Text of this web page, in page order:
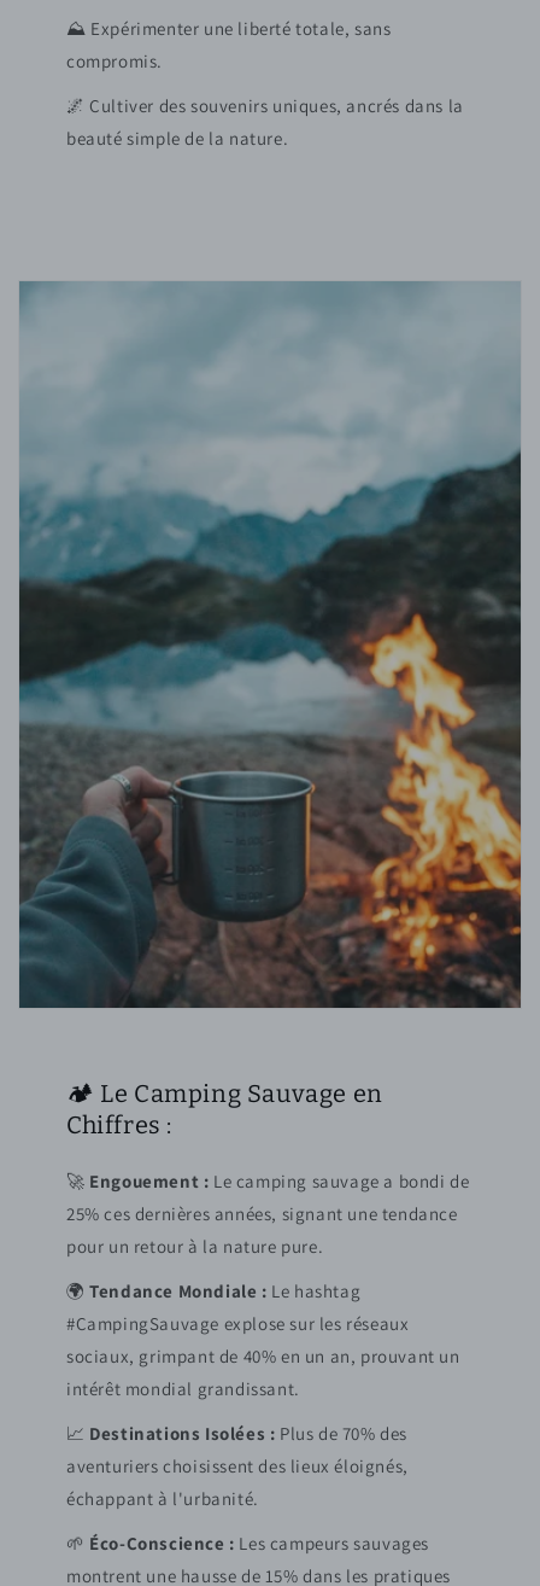
⛰️ Expérimenter une liberté totale, sans
compromis.
🌌 Cultiver des souvenirs uniques, ancrés dans la
beauté simple de la nature.
🏕️ Le Camping Sauvage en
Chiffres :
🚀 Engouement : Le camping sauvage a bondi de
25% ces dernières années, signant une tendance
pour un retour à la nature pure.
🌍Tendance Mondiale : Le hashtag
#CampingSauvage explose sur les réseaux
sociaux, grimpant de 40% en un an, prouvant un
intérêt mondial grandissant.
📈 Destinations Isolées : Plus de 70% des
aventuriers choisissent des lieux éloignés,
échappant à l'urbanité.
🌱 Éco-Conscience : Les campeurs sauvages
montrent une hausse de 15% dans les pratiques